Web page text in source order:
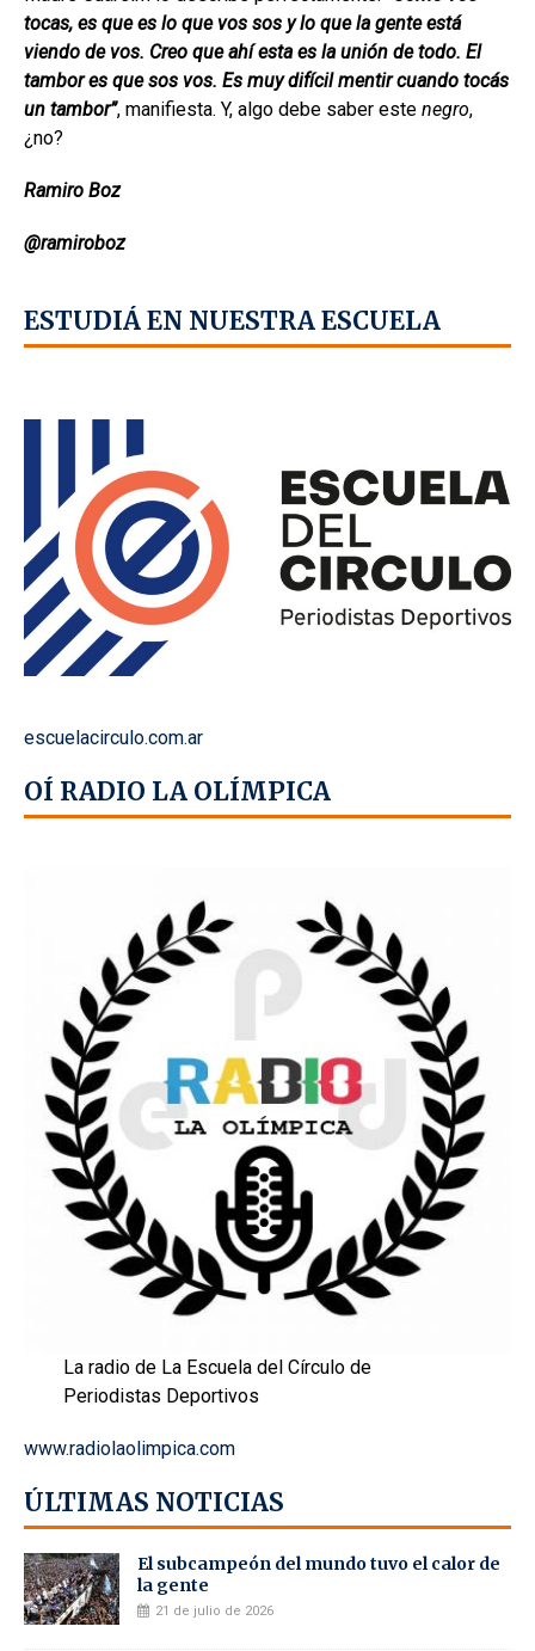
tocas, es que es lo que vos sos y lo que la gente está
viendo de vos. Creo que ahí esta es la unión de todo. El
tambor es que sos vos. Es muy difícil mentir cuando tocás
un tambor”, manifiesta. Y, algo debe saber este negro,
¿no?
Ramiro Boz
@ramiroboz
ESTUDIÁ EN NUESTRA ESCUELA
escuelacirculo.com.ar
OÍ RADIO LA OLÍMPICA
La radio de La Escuela del Círculo de
Periodistas Deportivos
www.radiolaolimpica.com
ÚLTIMAS NOTICIAS
El subcampeón del mundo tuvo el calor de
la gente
21 de julio de 2026